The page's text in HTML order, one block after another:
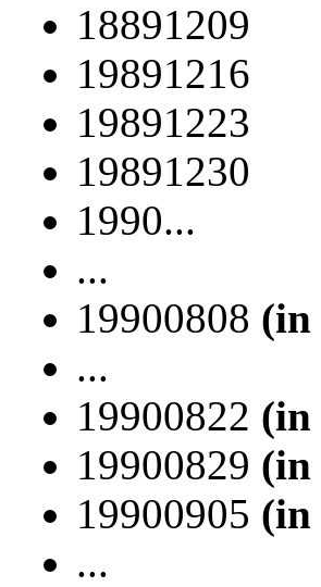
18891209
19891216
19891223
19891230
1990...
...
19900808 (in
...
19900822 (in
19900829 (in
19900905 (in
...